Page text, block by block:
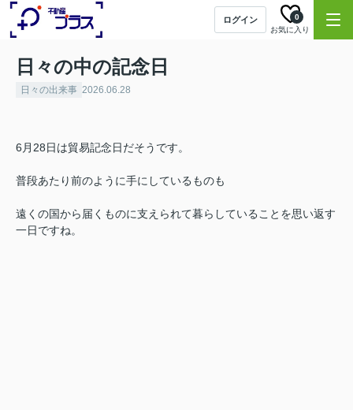
ログイン
お気に入り
0
日々の中の記念日
日々の出来事 2026.06.28
6月28日は貿易記念日だそうです。
普段あたり前のように手にしているものも
遠くの国から届くものに支えられて暮らしていることを思い返す
一日ですね。